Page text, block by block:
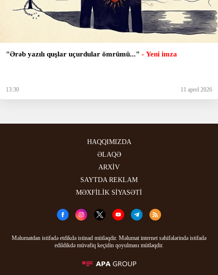
"Ərǝb yazılı quşlar uçurdular ömrümü..." - Yeni imza
13:30 11 aprel 2026
HAQQIMIZDA
ƏLAQƏ
ARXİV
SAYTDA REKLAM
MƏXFİLİK SİYASƏTİ
Məlumatdan istifadə etdikdə istinad mütləqdir. Məlumat internet səhifələrində istifadə
edildikdə müvafiq keçidin qoyulması mütləqdir.